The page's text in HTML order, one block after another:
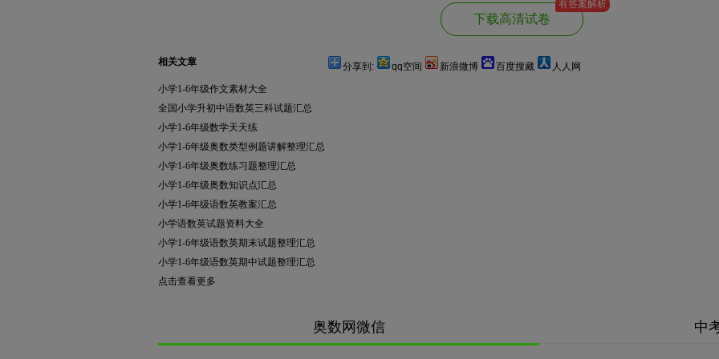
下载高清试卷
有答案解析
分享到: qq空间 新浪微博 百度搜藏 人人网
相关文章
小学1-6年级作文素材大全
全国小学升初中语数英三科试题汇总
小学1-6年级数学天天练
小学1-6年级奥数类型例题讲解整理汇总
小学1-6年级奥数练习题整理汇总
小学1-6年级奥数知识点汇总
小学1-6年级语数英教案汇总
小学语数英试题资料大全
小学1-6年级语数英期末试题整理汇总
小学1-6年级语数英期中试题整理汇总
点击查看更多
奥数网微信 中